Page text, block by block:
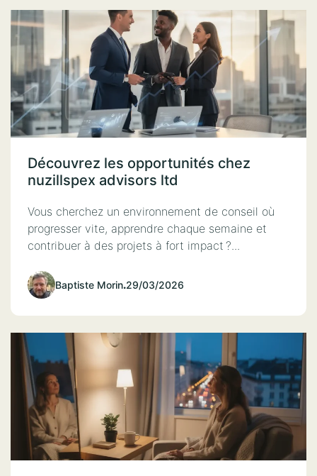
Découvrez les opportunités chez
nuzillspex advisors ltd
Vous cherchez un environnement de conseil où
progresser vite, apprendre chaque semaine et
contribuer à des projets à fort impact ?...
Baptiste Morin.29/03/2026